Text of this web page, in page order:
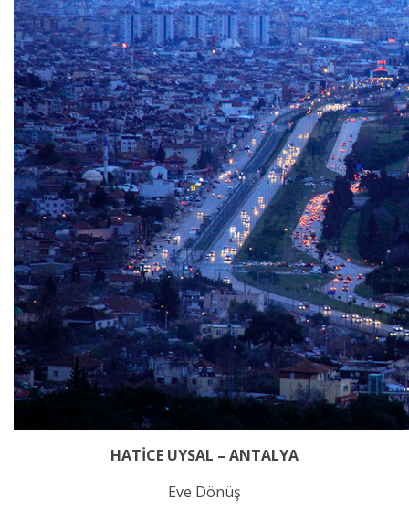
HATİCE UYSAL – ANTALYA
Eve Dönüş